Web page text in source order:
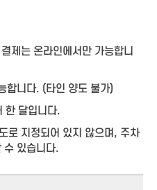
제는 온라인에서만 가능합니
합니다. (타인 양도 불가)
한 달입니다.
로 지정되어 있지 않으며, 주차
수 있습니다.